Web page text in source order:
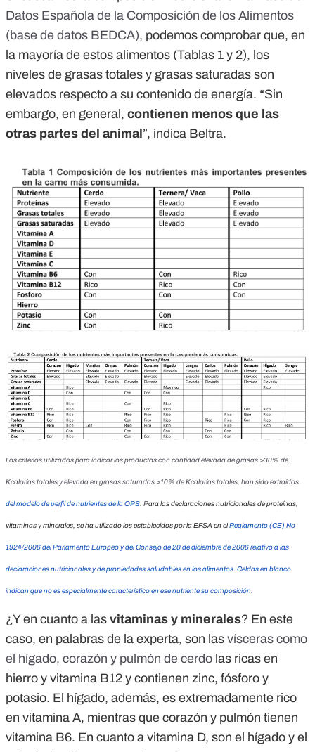
Datos Española de la Composición de los Alimentos
(base de datos BEDCA), podemos comprobar que, en
la mayoría de estos alimentos (Tablas 1 y 2), los
niveles de grasas totales y grasas saturadas son
elevados respecto a su contenido de energía. “Sin
embargo, en general, contienen menos que las
otras partes del animal ”, indica Beltra.
Los criterios utilizados para indicar los productos con cantidad elevada de grasas >30% de
Kcalorías totales y elevada en grasas saturadas >10% de Kcalorías totales, han sido extraídos
del modelo de perfil de nutrientes de la OPS . Para las declaraciones nutricionales de proteínas,
vitaminas y minerales, se ha utilizado los establecidos por la EFSA en elReglamento (CE) No
1924/2006 del Parlamento Europeo y del Consejo de 20 de diciembre de 2006 relativo a las
declaraciones nutricionales y de propiedades saludables en los alimentos. Celdas en blanco
indican que no es especialmente característico en ese nutriente su composición.
¿Y en cuanto a las vitaminas y minerales? En este
caso, en palabras de la experta, son las vísceras como
el hígado, corazón y pulmón de cerdo las ricas en
hierro y vitamina B12 y contienen zinc, fósforo y
potasio. El hígado, además, es extremadamente rico
en vitamina A, mientras que corazón y pulmón tienen
vitamina B6. En cuanto a vitamina D, son el hígado y el